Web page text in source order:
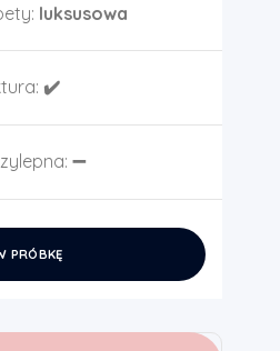
luksusowa
✔️
➖
PRÓBKĘ